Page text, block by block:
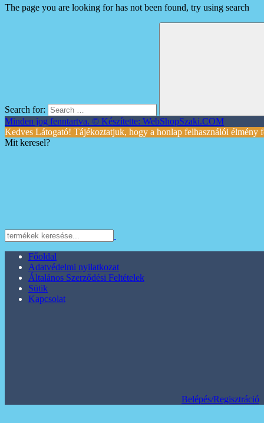
The page you are looking for has not been found, try using search
Search for:
Minden jog fenntartva. © Készítette: WebShopSzaki.COM
Kedves Látogató! Tájékoztatjuk, hogy a honlap felhasználói élmény
Mit keresel?
Főoldal
Adatvédelmi nyilatkozat
Általános Szerződési Feltételek
Sütik
Kapcsolat
Belépés/Regisztráció